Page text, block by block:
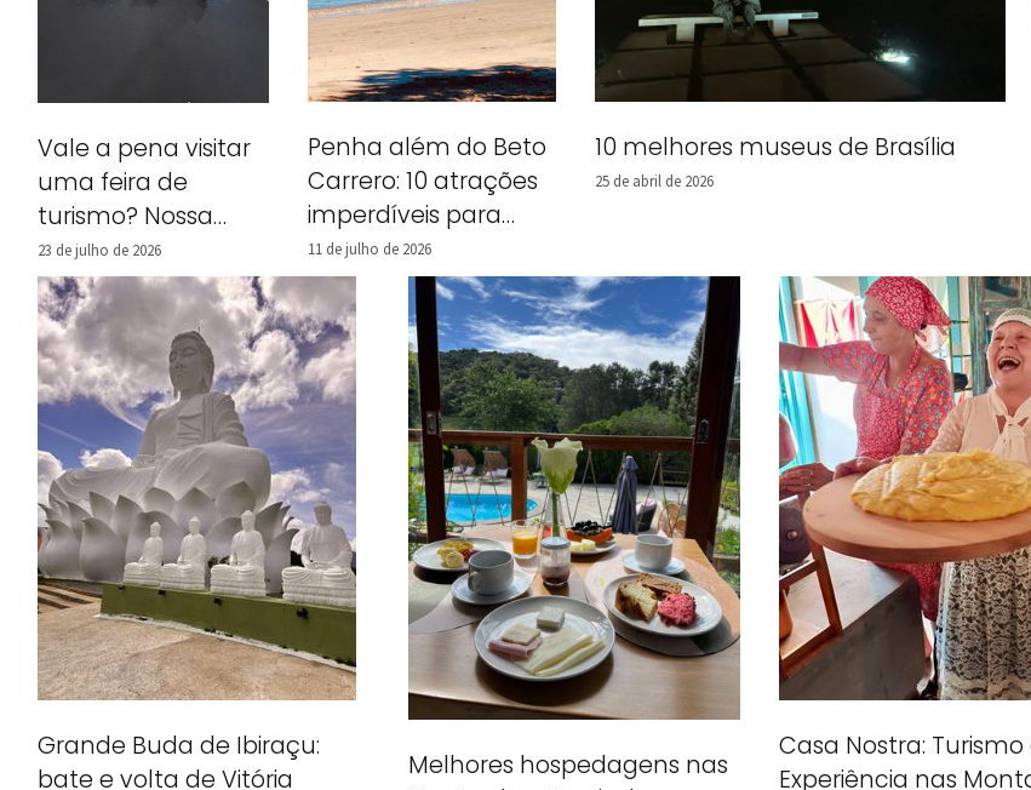
Vale a pena visitar
uma feira de
turismo? Nossa
experiência na BNT
Mercosul
23 de julho de 2026
Penha além do Beto
Carrero: 10 atrações
imperdíveis para
incluir no seu roteiro
11 de julho de 2026
10 melhores museus de Brasília
25 de abril de 2026
Grande Buda de Ibiraçu:
bate e volta de Vitória
Melhores hospedagens nas
Casa Nostra: Turismo
Experiência nas